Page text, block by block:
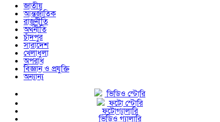
জাতীয়
আন্তর্জাতিক
রাজনীতি
অর্থনীতি
চাঁদপুর
সারাদেশ
খেলাধুলা
অপরাধ
বিজ্ঞান ও প্রযুক্তি
অন্যান্য
ভিডিও স্টোরি
ফটো স্টোরি
ফটোগ্যালারি
ভিডিও গ্যালারি